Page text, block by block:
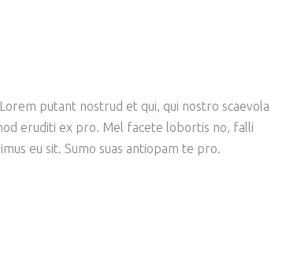
putant nostrud et qui, qui nostro scaevola
eruditi ex pro. Mel facete lobortis no, falli
eu sit. Sumo suas antiopam te pro.